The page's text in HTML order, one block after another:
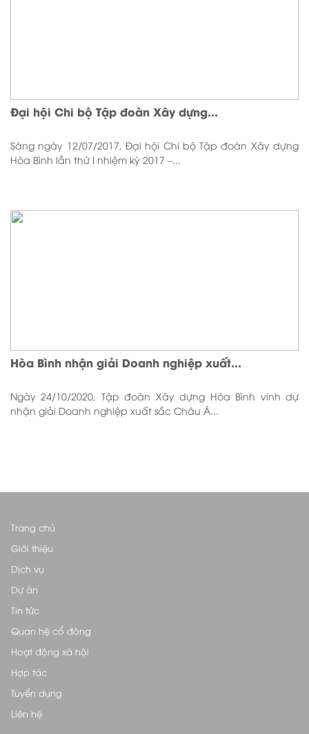
Đại hội Chi bộ Tập đoàn Xây dựng...
Sáng ngày 12/07/2017, Đại hội Chi bộ Tập đoàn Xây dựng
Hòa Bình lần thứ I nhiệm kỳ 2017 –...
Hòa Bình nhận giải Doanh nghiệp xuất...
Ngày 24/10/2020, Tập đoàn Xây dựng Hòa Bình vinh dự
nhận giải Doanh nghiệp xuất sắc Châu Á...
Trang chủ
Giới thiệu
Dịch vụ
Dự án
Tin tức
Quan hệ cổ đông
Hoạt động xã hội
Hợp tác
Tuyển dụng
Liên hệ